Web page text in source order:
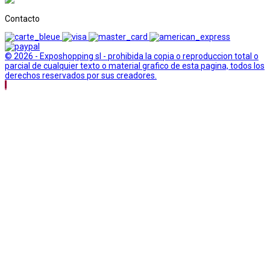
Contacto
© 2026 - Exposhopping sl - prohibida la copia o reproduccion total o
parcial de cualquier texto o material grafico de esta pagina, todos los
derechos reservados por sus creadores.